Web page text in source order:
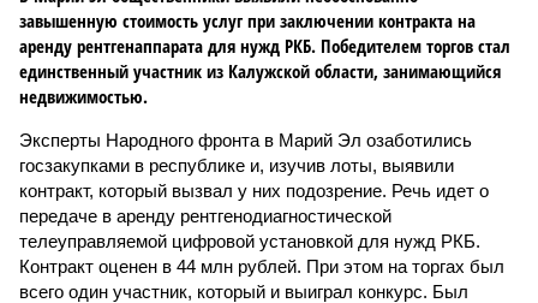
завышенную стоимость услуг при заключении контракта на
аренду рентгенаппарата для нужд РКБ. Победителем торгов стал
единственный участник из Калужской области, занимающийся
недвижимостью.
Эксперты Народного фронта в Марий Эл озаботились
госзакупками в республике и, изучив лоты, выявили
контракт, который вызвал у них подозрение. Речь идет о
передаче в аренду рентгенодиагностической
телеуправляемой цифровой установкой для нужд РКБ.
Контракт оценен в 44 млн рублей. При этом на торгах был
всего один участник, который и выиграл конкурс. Был